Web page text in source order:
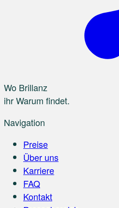
Wo Brillanz
ihr Warum findet.
Navigation
Preise
Über uns
Karriere
FAQ
Kontakt